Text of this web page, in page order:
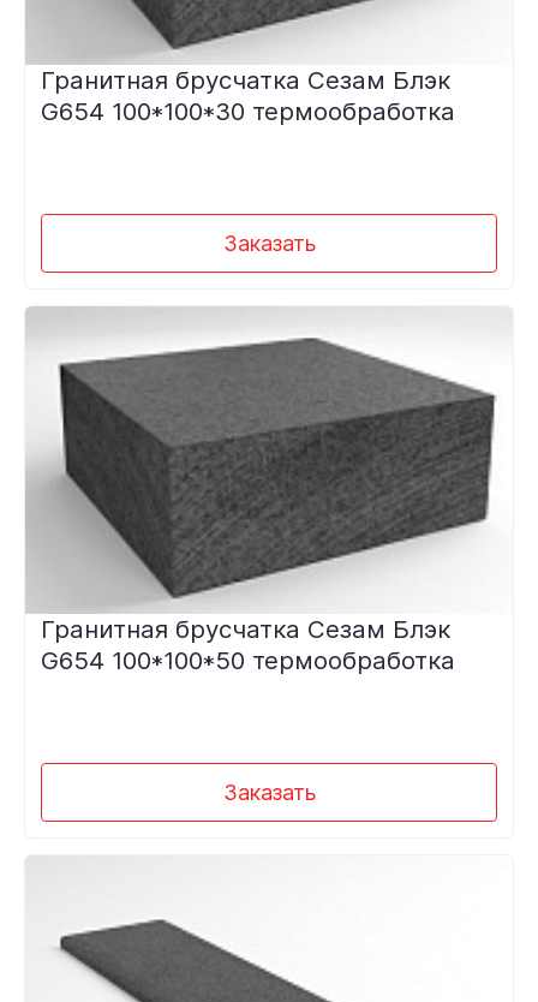
Гранитная брусчатка Сезам Блэк
G654 100*100*30 термообработка
Заказать
Гранитная брусчатка Сезам Блэк
G654 100*100*50 термообработка
Заказать